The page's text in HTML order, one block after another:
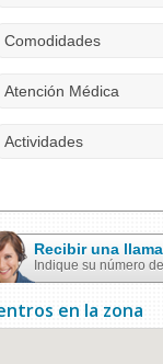
Comodidades
Atención Médica
Actividades
Recibir una
Indique su número
en la zona